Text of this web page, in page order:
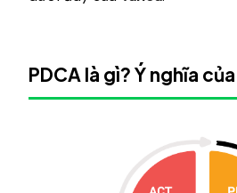
PDCA là gì? Ý nghĩa